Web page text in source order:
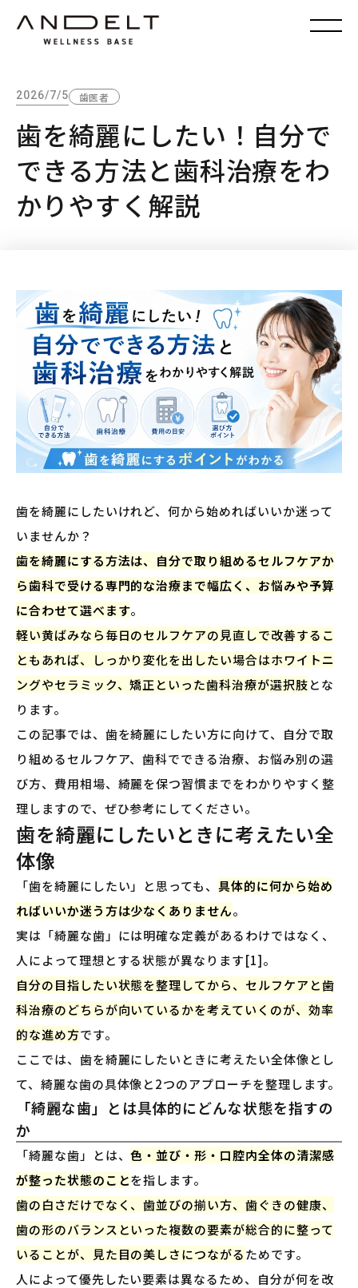
2026/7/5 歯医者
歯を綺麗にしたい！自分で
できる方法と歯科治療をわ
かりやすく解説
歯を綺麗にしたいけれど、何から始めればいいか迷って
いませんか？
歯を綺麗にする方法は、自分で取り組めるセルフケアか
ら歯科で受ける専門的な治療まで幅広く、お悩みや予算
に合わせて選べます。
軽い黄ばみなら毎日のセルフケアの見直しで改善するこ
ともあれば、しっかり変化を出したい場合はホワイトニ
ングやセラミック、矯正といった歯科治療が選択肢とな
ります。
この記事では、歯を綺麗にしたい方に向けて、自分で取
り組めるセルフケア、歯科でできる治療、お悩み別の選
び方、費用相場、綺麗を保つ習慣までをわかりやすく整
理しますので、ぜひ参考にしてください。
歯を綺麗にしたいときに考えたい全
体像
「歯を綺麗にしたい」と思っても、 具体的に何から始め
ればいいか迷う方は少なくありません。
実は「綺麗な歯」には明確な定義があるわけではなく、
人によって理想とする状態が異なります[1]。
自分の目指したい状態を整理してから、セルフケアと歯
科治療のどちらが向いているかを考えていくのが、効率
的な進め方です。
ここでは、歯を綺麗にしたいときに考えたい全体像とし
て、綺麗な歯の具体像と2つのアプローチを整理します。
「綺麗な歯」とは具体的にどんな状態を指すの
か
「綺麗な歯」とは、色・並び・形・口腔内全体の清潔感
が整った状態のことを指します。
歯の白さだけでなく、歯並びの揃い方、歯ぐきの健康、
歯の形のバランスといった複数の要素が総合的に整って
いることが、見た目の美しさにつながるためです。
人によって優先したい要素は異なるため、自分が何を改